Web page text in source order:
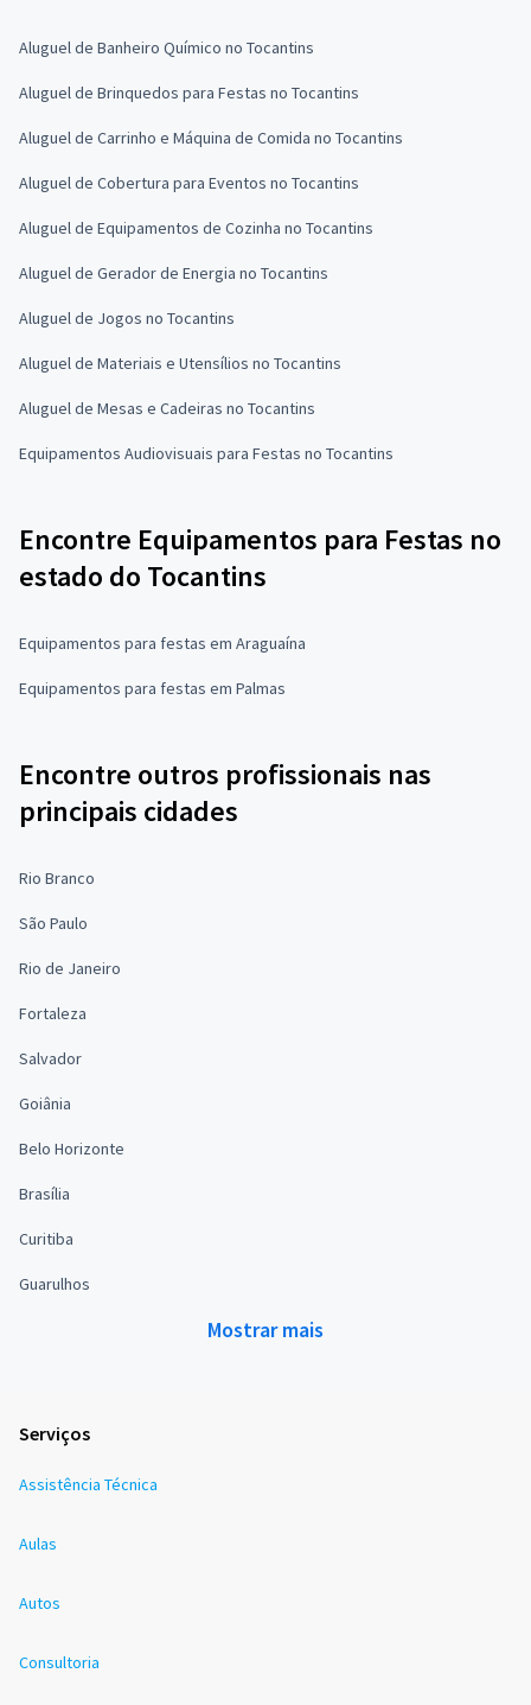
Aluguel de Banheiro Químico no Tocantins
Aluguel de Brinquedos para Festas no Tocantins
Aluguel de Carrinho e Máquina de Comida no Tocantins
Aluguel de Cobertura para Eventos no Tocantins
Aluguel de Equipamentos de Cozinha no Tocantins
Aluguel de Gerador de Energia no Tocantins
Aluguel de Jogos no Tocantins
Aluguel de Materiais e Utensílios no Tocantins
Aluguel de Mesas e Cadeiras no Tocantins
Equipamentos Audiovisuais para Festas no Tocantins
Encontre Equipamentos para Festas no
estado do Tocantins
Equipamentos para festas em Araguaína
Equipamentos para festas em Palmas
Encontre outros profissionais nas
principais cidades
Rio Branco
São Paulo
Rio de Janeiro
Fortaleza
Salvador
Goiânia
Belo Horizonte
Brasília
Curitiba
Guarulhos
Mostrar mais
Serviços
Assistência Técnica
Aulas
Autos
Consultoria